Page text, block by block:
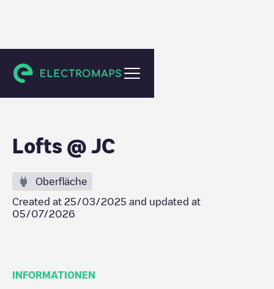
Johnson City
Lofts @ JC
Oberfläche
Created at 25/03/2025 and updated at
05/07/2026
INFORMATIONEN